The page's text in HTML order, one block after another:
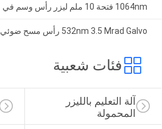
1064nm فتحة 10 ملم ليزر رأس وسم في معالجة الليزر
532nm 3.5 Mrad Galvo رأس مسح ضوئي مع بقعة ضوئية 10 ملم
فئات شعبية
آلة التعليم بالليزر
المحمولة